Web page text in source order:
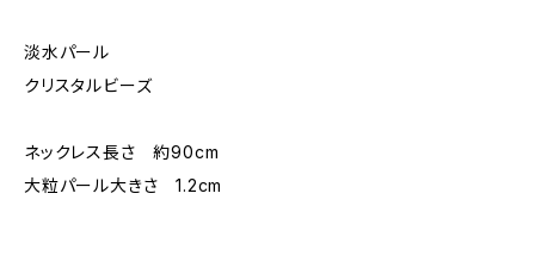
淡水パール
クリスタルビーズ
ネックレス長さ 約90cm
大粒パール大きさ 1.2cm